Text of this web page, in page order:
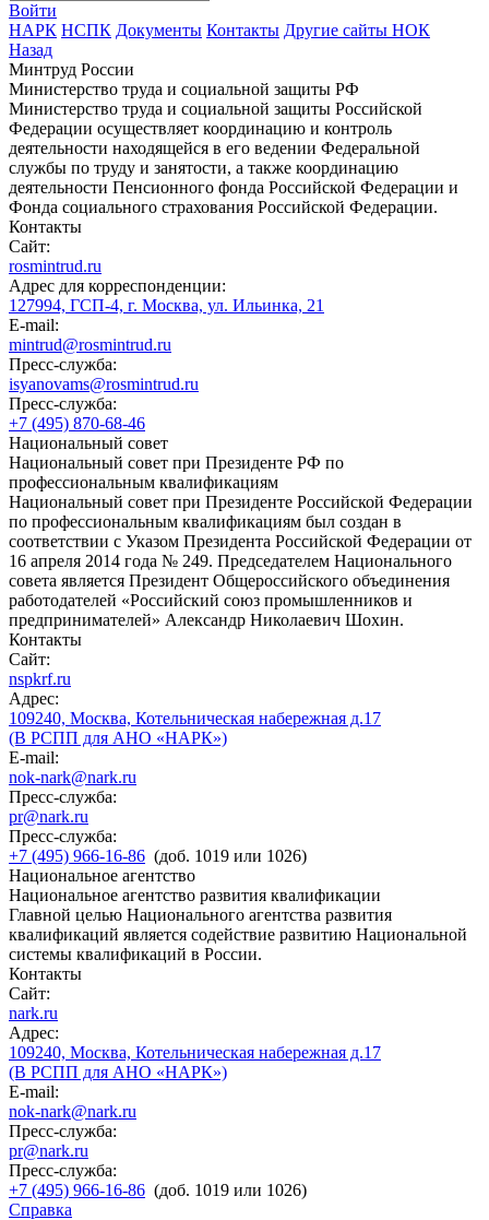
Войти
НАРК НСПК Документы Контакты Другие сайты НОК
Назад
Минтруд России
Министерство труда и социальной защиты РФ
Министерство труда и социальной защиты Российской
Федерации осуществляет координацию и контроль
деятельности находящейся в его ведении Федеральной
службы по труду и занятости, а также координацию
деятельности Пенсионного фонда Российской Федерации и
Фонда социального страхования Российской Федерации.
Контакты
Сайт:
rosmintrud.ru
Адрес для корреспонденции:
127994, ГСП-4, г. Москва, ул. Ильинка, 21
E-mail:
mintrud@rosmintrud.ru
Пресс-служба:
isyanovams@rosmintrud.ru
Пресс-служба:
+7 (495) 870-68-46
Национальный совет
Национальный совет при Президенте РФ по
профессиональным квалификациям
Национальный совет при Президенте Российской Федерации
по профессиональным квалификациям был создан в
соответствии с Указом Президента Российской Федерации от
16 апреля 2014 года № 249. Председателем Национального
совета является Президент Общероссийского объединения
работодателей «Российский союз промышленников и
предпринимателей» Александр Николаевич Шохин.
Контакты
Сайт:
nspkrf.ru
Адрес:
109240, Москва, Котельническая набережная д.17
(В РСПП для АНО «НАРК»)
E-mail:
nok-nark@nark.ru
Пресс-служба:
pr@nark.ru
Пресс-служба:
+7 (495) 966-16-86 (доб. 1019 или 1026)
Национальное агентство
Национальное агентство развития квалификации
Главной целью Национального агентства развития
квалификаций является содействие развитию Национальной
системы квалификаций в России.
Контакты
Сайт:
nark.ru
Адрес:
109240, Москва, Котельническая набережная д.17
(В РСПП для АНО «НАРК»)
E-mail:
nok-nark@nark.ru
Пресс-служба:
pr@nark.ru
Пресс-служба:
+7 (495) 966-16-86 (доб. 1019 или 1026)
Справка